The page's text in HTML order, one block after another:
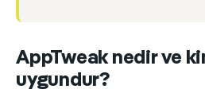
AppTweak nedir ve
uygundur?